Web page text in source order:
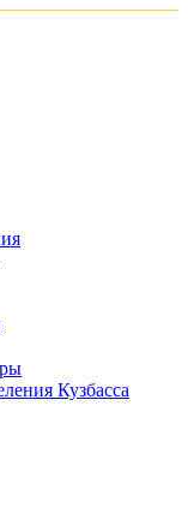
Кузбасса